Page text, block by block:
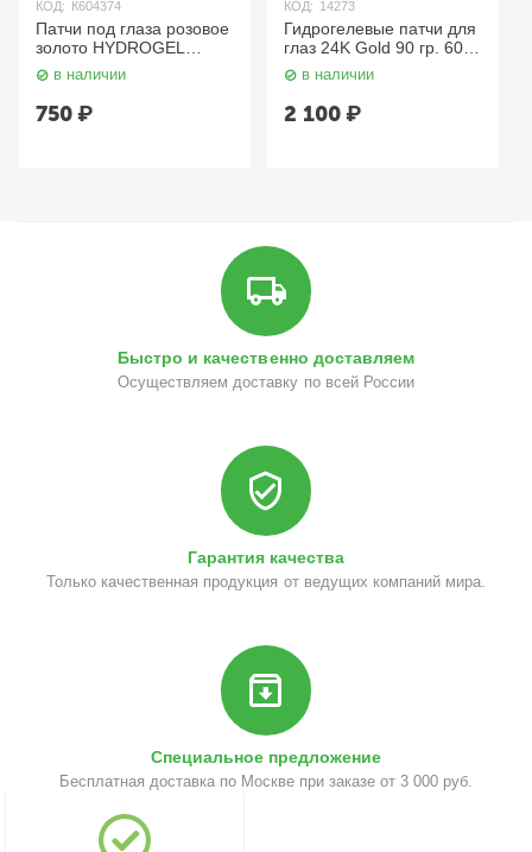
КОД: К604374
Патчи под глаза розовое
золото HYDROGEL
EYEPATCH ROSE GOLD
90 гр. FOODAHOLIC
в наличии
750₽
КОД: 14273
Гидрогелевые патчи для
глаз 24K Gold 90 гр. 60
шт. Lebelage
в наличии
2 100₽
Быстро и качественно доставляем
Осуществляем доставку по всей России
Гарантия качества
Только качественная продукция от ведущих компаний мира.
Специальное предложение
Бесплатная доставка по Москве при заказе от 3 000 руб.